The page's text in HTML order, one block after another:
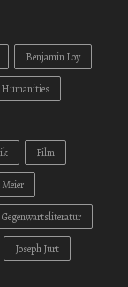
Benjamin Loy
Film
Gegenwartsliteratur
Joseph Jurt